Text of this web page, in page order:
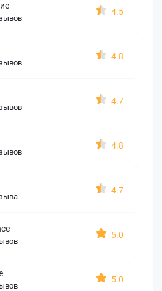
4.5
4.8
4.7
4.8
4.7
5.0
5.0